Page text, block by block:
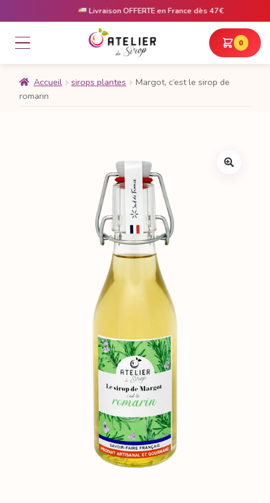
Livraison OFFERTE en France dès 47€
0
Accueil sirops plantes
Margot, c’est le sirop de
romarin